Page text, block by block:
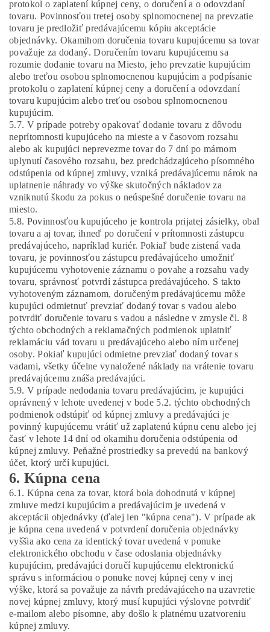
protokol o zaplatení kúpnej ceny, o doručení a o odovzdaní
tovaru. Povinnosťou tretej osoby splnomocnenej na prevzatie
tovaru je predložiť predávajúcemu kópiu akceptácie
objednávky. Okamihom doručenia tovaru kupujúcemu sa tovar
považuje za dodaný. Doručením tovaru kupujúcemu sa
rozumie dodanie tovaru na Miesto, jeho prevzatie kupujúcim
alebo treťou osobou splnomocnenou kupujúcim a podpísanie
protokolu o zaplatení kúpnej ceny a doručení a odovzdaní
tovaru kupujúcim alebo treťou osobou splnomocnenou
kupujúcim.
5.7. V prípade potreby opakovať dodanie tovaru z dôvodu
neprítomnosti kupujúceho na mieste a v časovom rozsahu
alebo ak kupujúci neprevezme tovar do 7 dní po márnom
uplynutí časového rozsahu, bez predchádzajúceho písomného
odstúpenia od kúpnej zmluvy, vzniká predávajúcemu nárok na
uplatnenie náhrady vo výške skutočných nákladov za
vzniknutú škodu za pokus o neúspešné doručenie tovaru na
miesto.
5.8. Povinnosťou kupujúceho je kontrola prijatej zásielky, obal
tovaru a aj tovar, ihneď po doručení v prítomnosti zástupcu
predávajúceho, napríklad kuriér. Pokiaľ bude zistená vada
tovaru, je povinnosťou zástupcu predávajúceho umožniť
kupujúcemu vyhotovenie záznamu o povahe a rozsahu vady
tovaru, správnosť potvrdí zástupca predávajúceho. S takto
vyhotoveným záznamom, doručeným predávajúcemu môže
kupujúci odmietnuť prevziať dodaný tovar s vadou alebo
potvrdiť doručenie tovaru s vadou a následne v zmysle čl. 8
týchto obchodných a reklamačných podmienok uplatniť
reklamáciu vád tovaru u predávajúceho alebo ním určenej
osoby. Pokiaľ kupujúci odmietne prevziať dodaný tovar s
vadami, všetky účelne vynaložené náklady na vrátenie tovaru
predávajúcemu znáša predávajúci.
5.9. V prípade nedodania tovaru predávajúcim, je kupujúci
oprávnený v lehote uvedenej v bode 5.2. týchto obchodných
podmienok odstúpiť od kúpnej zmluvy a predávajúci je
povinný kupujúcemu vrátiť už zaplatenú kúpnu cenu alebo jej
časť v lehote 14 dní od okamihu doručenia odstúpenia od
kúpnej zmluvy. Peňažné prostriedky sa prevedú na bankový
účet, ktorý určí kupujúci.
6. Kúpna cena
6.1. Kúpna cena za tovar, ktorá bola dohodnutá v kúpnej
zmluve medzi kupujúcim a predávajúcim je uvedená v
akceptácii objednávky (ďalej len "kúpna cena"). V prípade ak
je kúpna cena uvedená v potvrdení doručenia objednávky
vyššia ako cena za identický tovar uvedená v ponuke
elektronického obchodu v čase odoslania objednávky
kupujúcim, predávajúci doručí kupujúcemu elektronickú
správu s informáciou o ponuke novej kúpnej ceny v inej
výške, ktorá sa považuje za návrh predávajúceho na uzavretie
novej kúpnej zmluvy, ktorý musí kupujúci výslovne potvrdiť
e-mailom alebo písomne, aby došlo k platnému uzatvoreniu
kúpnej zmluvy.